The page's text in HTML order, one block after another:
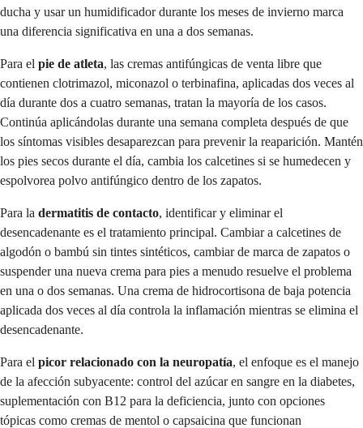
ducha y usar un humidificador durante los meses de invierno marca
una diferencia significativa en una a dos semanas.
Para el pie de atleta, las cremas antifúngicas de venta libre que
contienen clotrimazol, miconazol o terbinafina, aplicadas dos veces al
día durante dos a cuatro semanas, tratan la mayoría de los casos.
Continúa aplicándolas durante una semana completa después de que
los síntomas visibles desaparezcan para prevenir la reaparición. Mantén
los pies secos durante el día, cambia los calcetines si se humedecen y
espolvorea polvo antifúngico dentro de los zapatos.
Para la dermatitis de contacto, identificar y eliminar el
desencadenante es el tratamiento principal. Cambiar a calcetines de
algodón o bambú sin tintes sintéticos, cambiar de marca de zapatos o
suspender una nueva crema para pies a menudo resuelve el problema
en una o dos semanas. Una crema de hidrocortisona de baja potencia
aplicada dos veces al día controla la inflamación mientras se elimina el
desencadenante.
Para el picor relacionado con la neuropatía, el enfoque es el manejo
de la afección subyacente: control del azúcar en sangre en la diabetes,
suplementación con B12 para la deficiencia, junto con opciones
tópicas como cremas de mentol o capsaicina que funcionan